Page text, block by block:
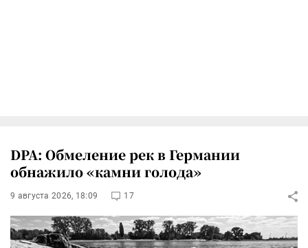
DPA: Обмеление рек в Германии
обнажило «камни голода»
9 августа 2026, 18:09 17